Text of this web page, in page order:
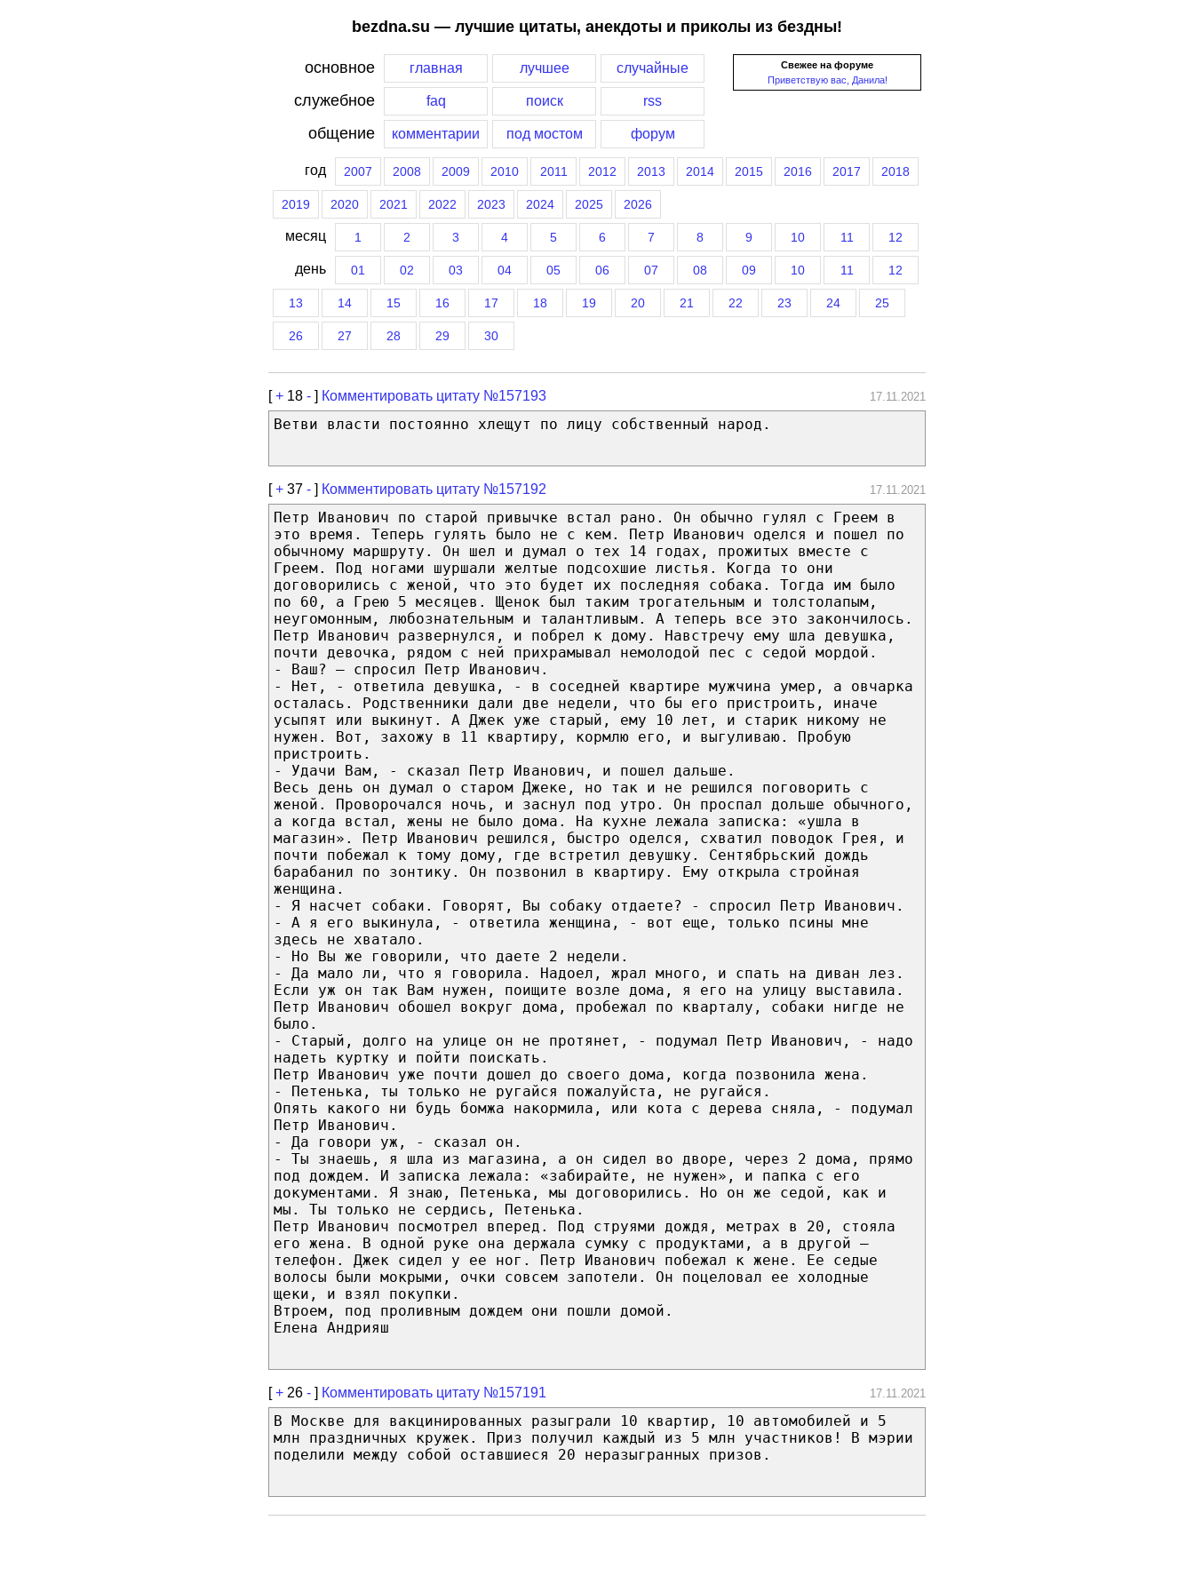
bezdna.su — лучшие цитаты, анекдоты и приколы из бездны!
Свежее на форуме
Приветствую вас, Данила!
основное главная лучшее случайные
служебное faq поиск rss
общение комментарии под мостом форум
год 2007 2008 2009 2010 2011 2012 2013 2014 2015 2016 2017 2018
2019 2020 2021 2022 2023 2024 2025 2026
месяц 1 2 3 4 5 6 7 8 9 10 11 12
день 01 02 03 04 05 06 07 08 09 10 11 12
13 14 15 16 17 18 19 20 21 22 23 24 25
26 27 28 29 30
[+ 18 - ] Комментировать цитату №157193 17.11.2021
Ветви власти постоянно хлещут по лицу собственный народ.
[+ 37 - ] Комментировать цитату №157192 17.11.2021
Петр Иванович по старой привычке встал рано. Он обычно гулял с Греем в
это время. Теперь гулять было не с кем. Петр Иванович оделся и пошел по
обычному маршруту. Он шел и думал о тех 14 годах, прожитых вместе с
Греем. Под ногами шуршали желтые подсохшие листья. Когда то они
договорились с женой, что это будет их последняя собака. Тогда им было
по 60, а Грею 5 месяцев. Щенок был таким трогательным и толстолапым,
неугомонным, любознательным и талантливым. А теперь все это закончилось.
Петр Иванович развернулся, и побрел к дому. Навстречу ему шла девушка,
почти девочка, рядом с ней прихрамывал немолодой пес с седой мордой.
- Ваш? – спросил Петр Иванович.
- Нет, - ответила девушка, - в соседней квартире мужчина умер, а овчарка
осталась. Родственники дали две недели, что бы его пристроить, иначе
усыпят или выкинут. А Джек уже старый, ему 10 лет, и старик никому не
нужен. Вот, захожу в 11 квартиру, кормлю его, и выгуливаю. Пробую
пристроить.
- Удачи Вам, - сказал Петр Иванович, и пошел дальше.
Весь день он думал о старом Джеке, но так и не решился поговорить с
женой. Проворочался ночь, и заснул под утро. Он проспал дольше обычного,
а когда встал, жены не было дома. На кухне лежала записка: «ушла в
магазин». Петр Иванович решился, быстро оделся, схватил поводок Грея, и
почти побежал к тому дому, где встретил девушку. Сентябрьский дождь
барабанил по зонтику. Он позвонил в квартиру. Ему открыла стройная
женщина.
- Я насчет собаки. Говорят, Вы собаку отдаете? - спросил Петр Иванович.
- А я его выкинула, - ответила женщина, - вот еще, только псины мне
здесь не хватало.
- Но Вы же говорили, что даете 2 недели.
- Да мало ли, что я говорила. Надоел, жрал много, и спать на диван лез.
Если уж он так Вам нужен, поищите возле дома, я его на улицу выставила.
Петр Иванович обошел вокруг дома, пробежал по кварталу, собаки нигде не
было.
- Старый, долго на улице он не протянет, - подумал Петр Иванович, - надо
надеть куртку и пойти поискать.
Петр Иванович уже почти дошел до своего дома, когда позвонила жена.
- Петенька, ты только не ругайся пожалуйста, не ругайся.
Опять какого ни будь бомжа накормила, или кота с дерева сняла, - подумал
Петр Иванович.
- Да говори уж, - сказал он.
- Ты знаешь, я шла из магазина, а он сидел во дворе, через 2 дома, прямо
под дождем. И записка лежала: «забирайте, не нужен», и папка с его
документами. Я знаю, Петенька, мы договорились. Но он же седой, как и
мы. Ты только не сердись, Петенька.
Петр Иванович посмотрел вперед. Под струями дождя, метрах в 20, стояла
его жена. В одной руке она держала сумку с продуктами, а в другой –
телефон. Джек сидел у ее ног. Петр Иванович побежал к жене. Ее седые
волосы были мокрыми, очки совсем запотели. Он поцеловал ее холодные
щеки, и взял покупки.
Втроем, под проливным дождем они пошли домой.
Елена Андрияш
[+ 26 - ] Комментировать цитату №157191 17.11.2021
В Москве для вакцинированных разыграли 10 квартир, 10 автомобилей и 5
млн праздничных кружек. Приз получил каждый из 5 млн участников! В мэрии
поделили между собой оставшиеся 20 неразыгранных призов.